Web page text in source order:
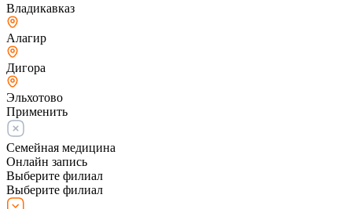
Владикавказ
Алагир
Дигора
Эльхотово
Применить
Семейная медицина
Онлайн запись
Выберите филиал
Выберите филиал